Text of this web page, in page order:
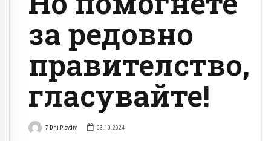
за редовно
правителство,
гласувайте!
7 Dni Plovdiv 03.10.2024